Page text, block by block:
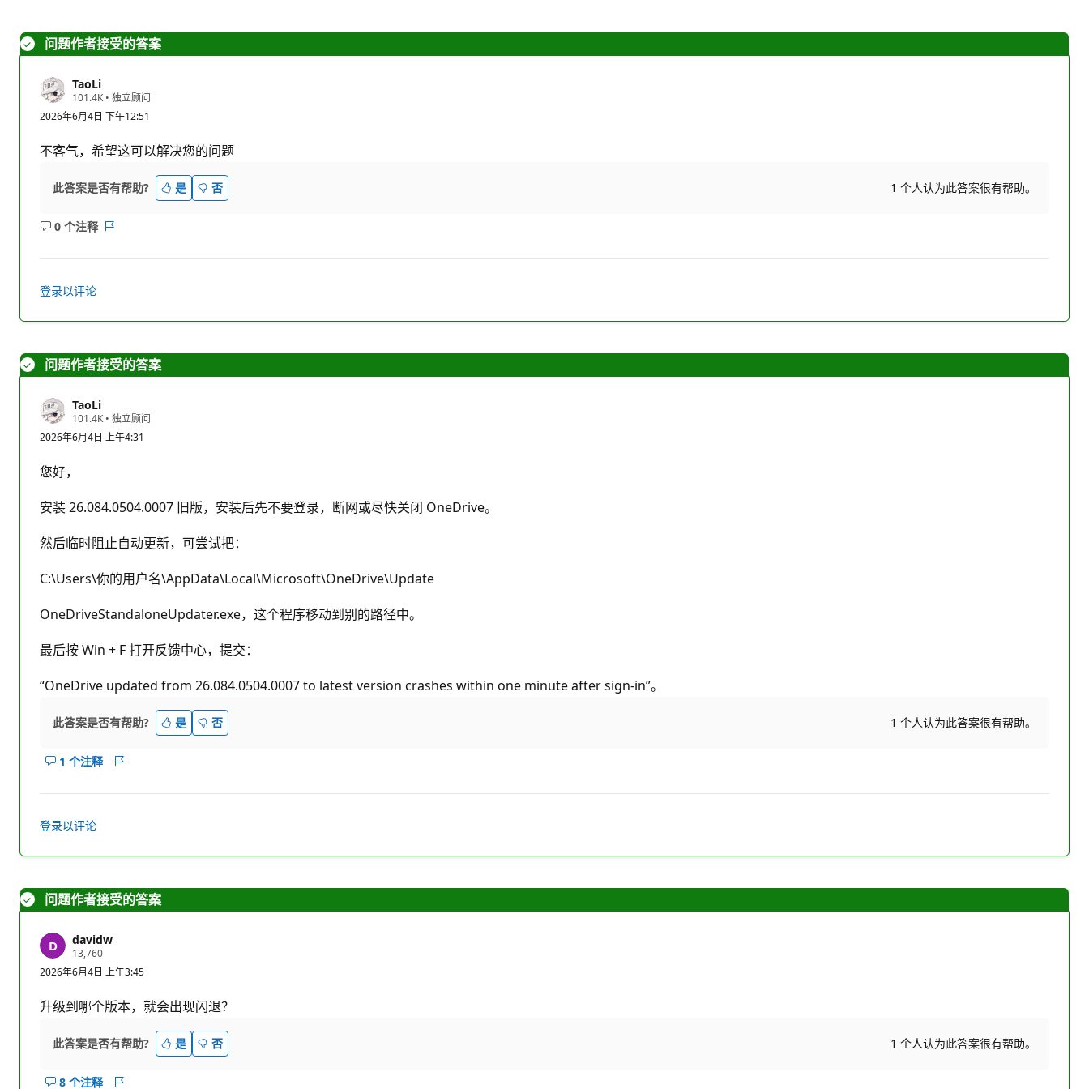
问题作者接受的答案
TaoLi
101.4K 信
誉
分
• 独立顾问
2026年6月4日 下午12:51
不客气，希望这可以解决您的问题
此答案是否有帮助? 是 否 1 个人认为此答案很有帮助。
0 个注释
无
登录以评论
问题作者接受的答案
TaoLi
101.4K 信
誉
分
• 独立顾问
2026年6月4日 上午4:31
您好，
安装 26.084.0504.0007 旧版，安装后先不要登录，断网或尽快关闭 OneDrive。
然后临时阻止自动更新，可尝试把：
C:\Users\你的用户名\AppData\Local\Microsoft\OneDrive\Update
OneDriveStandaloneUpdater.exe，这个程序移动到别的路径中。
最后按 Win + F 打开反馈中心，提交：
“OneDrive updated from 26.084.0504.0007 to latest version crashes within one minute after sign-in”。
此答案是否有帮助? 是 否 1 个人认为此答案很有帮助。
1 个注释
显
答
案
的
释
登录以评论
问题作者接受的答案
davidw
13,760信
誉
分
2026年6月4日 上午3:45
升级到哪个版本，就会出现闪退？
此答案是否有帮助? 是 否 1 个人认为此答案很有帮助。
8 个注释